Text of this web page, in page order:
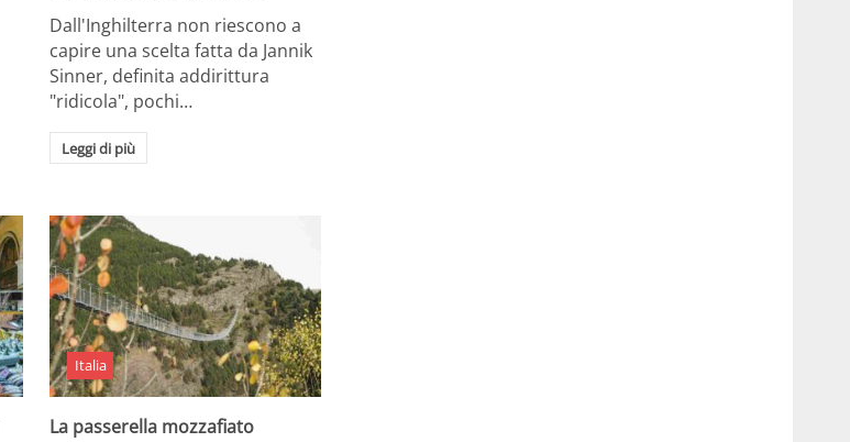
Dall'Inghilterra non riescono a
capire una scelta fatta da Jannik
Sinner, definita addirittura
"ridicola", pochi…
Leggi di più
Italia
La passerella mozzafiato